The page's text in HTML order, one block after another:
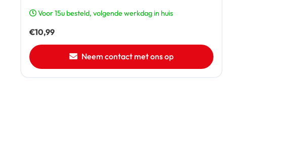
Voor 15u besteld, volgende werkdag in huis
€10,99
Neem contact met ons op